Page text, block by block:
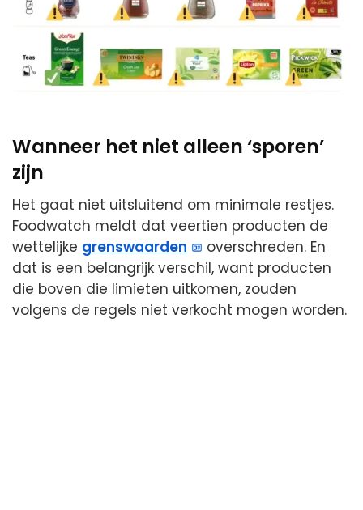
Wanneer het niet alleen ‘sporen’
zijn
Het gaat niet uitsluitend om minimale restjes.
Foodwatch meldt dat veertien producten de
wettelijke grenswaarden
overschreden. En
dat is een belangrijk verschil, want producten
die boven die limieten uitkomen, zouden
volgens de regels niet verkocht mogen worden.